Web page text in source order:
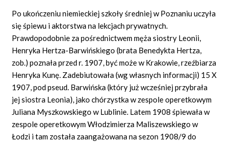
Po ukończeniu niemieckiej szkoły średniej w Poznaniu uczyła
się śpiewu i aktorstwa na lekcjach prywatnych.
Prawdopodobnie za pośrednictwem męża siostry Leonii,
Henryka Hertza-Barwińskiego (brata Benedykta Hertza,
zob.) poznała przed r. 1907, być może w Krakowie, rzeźbiarza
Henryka Kunę. Zadebiutowała (wg własnych informacji) 15 X
1907, pod pseud. Barwińska (który już wcześniej przybrała
jej siostra Leonia), jako chórzystka w zespole operetkowym
Juliana Myszkowskiego w Lublinie. Latem 1908 śpiewała w
zespole operetkowym Włodzimierza Maliszewskiego w
Łodzi i tam została zaangażowana na sezon 1908/9 do